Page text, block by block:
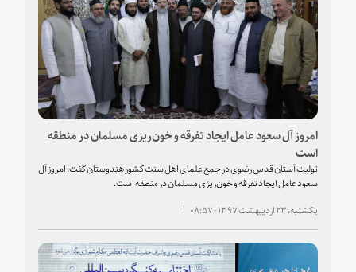
امروز آل سعود عامل ایجاد تفرقه و خون‌ریزی مسلمان در منطقه
است
تولیت آستان قدس رضوی در جمع علمای اهل سنت کشور هندوستان گفت: امروز آل
سعود عامل ایجاد تفرقه و خون‌ریزی مسلمان در منطقه است.
یکشنبه، ۲۳ اردیبهشت ۱۳۹۷ - ۰۸:۵۷